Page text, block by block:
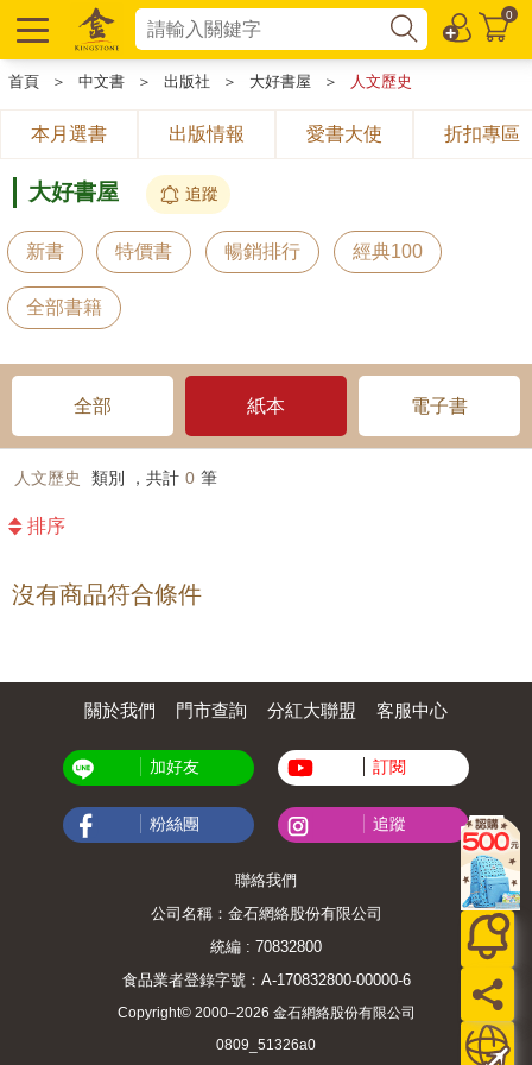
0
首頁 ＞ 中文書 ＞ 出版社 ＞ 大好書屋 ＞ 人文歷史
本月選書 出版情報 愛書大使 折扣專區
大好書屋 追蹤
新書 特價書 暢銷排行 經典100
全部書籍
全部 紙本 電子書
人文歷史 類別 ，共計 0 筆
排序
沒有商品符合條件
關於我們 門市查詢 分紅大聯盟 客服中心
加好友 訂閱
粉絲團 追蹤
聯絡我們
公司名稱：金石網絡股份有限公司
統編 : 70832800
食品業者登錄字號：A-170832800-00000-6
Copyright© 2000–2026 金石網絡股份有限公司
0809_51326a0